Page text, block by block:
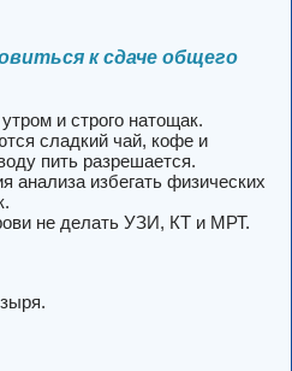
к сдаче общего
и строго натощак.
сладкий чай, кофе и
пить разрешается.
анализа избегать физических
не делать УЗИ, КТ и МРТ.